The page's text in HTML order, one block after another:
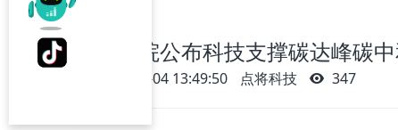
中科院公布科技支撑碳达峰碳
2022-03-04 13:49:50 点将科技 347